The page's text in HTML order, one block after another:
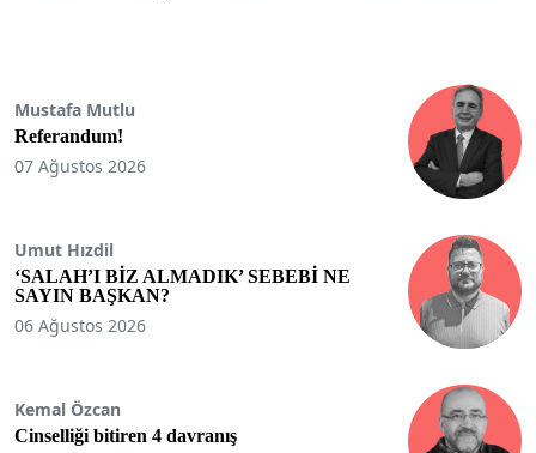
Mustafa Mutlu
Referandum!
07 Ağustos 2026
Umut Hızdil
‘SALAH’I BİZ ALMADIK’ SEBEBİ NE
SAYIN BAŞKAN?
06 Ağustos 2026
Kemal Özcan
Cinselliği bitiren 4 davranış